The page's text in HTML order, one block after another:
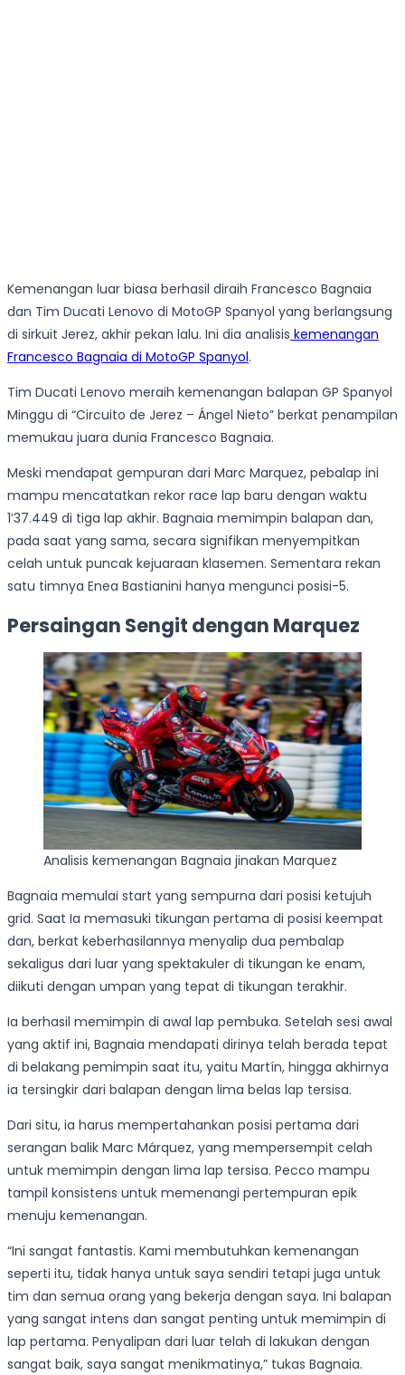
Kemenangan luar biasa berhasil diraih Francesco Bagnaia
dan Tim Ducati Lenovo di MotoGP Spanyol yang berlangsung
di sirkuit Jerez, akhir pekan lalu. Ini dia analisis kemenangan
Francesco Bagnaia di MotoGP Spanyol.
Tim Ducati Lenovo meraih kemenangan balapan GP Spanyol
Minggu di “Circuito de Jerez – Ángel Nieto” berkat penampilan
memukau juara dunia Francesco Bagnaia.
Meski mendapat gempuran dari Marc Marquez, pebalap ini
mampu mencatatkan rekor race lap baru dengan waktu
1’37.449 di tiga lap akhir. Bagnaia memimpin balapan dan,
pada saat yang sama, secara signifikan menyempitkan
celah untuk puncak kejuaraan klasemen. Sementara rekan
satu timnya Enea Bastianini hanya mengunci posisi-5.
Persaingan Sengit dengan Marquez
Analisis kemenangan Bagnaia jinakan Marquez
Bagnaia memulai start yang sempurna dari posisi ketujuh
grid. Saat Ia memasuki tikungan pertama di posisi keempat
dan, berkat keberhasilannya menyalip dua pembalap
sekaligus dari luar yang spektakuler di tikungan ke enam,
diikuti dengan umpan yang tepat di tikungan terakhir.
Ia berhasil memimpin di awal lap pembuka. Setelah sesi awal
yang aktif ini, Bagnaia mendapati dirinya telah berada tepat
di belakang pemimpin saat itu, yaitu Martín, hingga akhirnya
ia tersingkir dari balapan dengan lima belas lap tersisa.
Dari situ, ia harus mempertahankan posisi pertama dari
serangan balik Marc Márquez, yang mempersempit celah
untuk memimpin dengan lima lap tersisa. Pecco mampu
tampil konsistens untuk memenangi pertempuran epik
menuju kemenangan.
“Ini sangat fantastis. Kami membutuhkan kemenangan
seperti itu, tidak hanya untuk saya sendiri tetapi juga untuk
tim dan semua orang yang bekerja dengan saya. Ini balapan
yang sangat intens dan sangat penting untuk memimpin di
lap pertama. Penyalipan dari luar telah di lakukan dengan
sangat baik, saya sangat menikmatinya,” tukas Bagnaia.